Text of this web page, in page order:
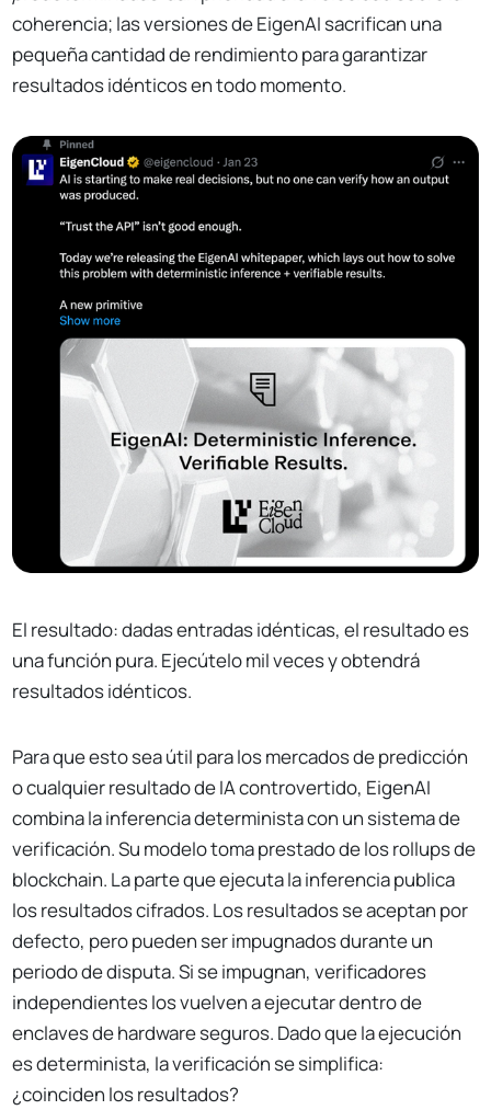
coherencia; las versiones de EigenAI sacrifican una
pequeña cantidad de rendimiento para garantizar
resultados idénticos en todo momento.
El resultado: dadas entradas idénticas, el resultado es
una función pura. Ejecútelo mil veces y obtendrá
resultados idénticos.
Para que esto sea útil para los mercados de predicción
o cualquier resultado de IA controvertido, EigenAI
combina la inferencia determinista con un sistema de
verificación. Su modelo toma prestado de los rollups de
blockchain. La parte que ejecuta la inferencia publica
los resultados cifrados. Los resultados se aceptan por
defecto, pero pueden ser impugnados durante un
periodo de disputa. Si se impugnan, verificadores
independientes los vuelven a ejecutar dentro de
enclaves de hardware seguros. Dado que la ejecución
es determinista, la verificación se simplifica:
¿coinciden los resultados?